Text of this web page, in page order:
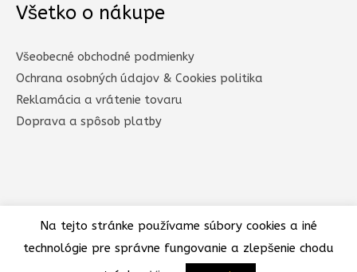
Všetko o nákupe
Všeobecné obchodné podmienky
Ochrana osobných údajov & Cookies politika
Reklamácia a vrátenie tovaru
Doprava a spôsob platby​
Copyright © 2026TvojeTricko.sk
Na tejto stránke používame súbory cookies a iné
technológie pre správne fungovanie a zlepšenie chodu